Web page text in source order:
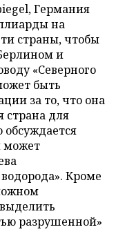
Германия
на
страны, чтобы
и
«Северного
быть
за то, что она
страна для
обсуждается
может
Кроме
разрушенной»